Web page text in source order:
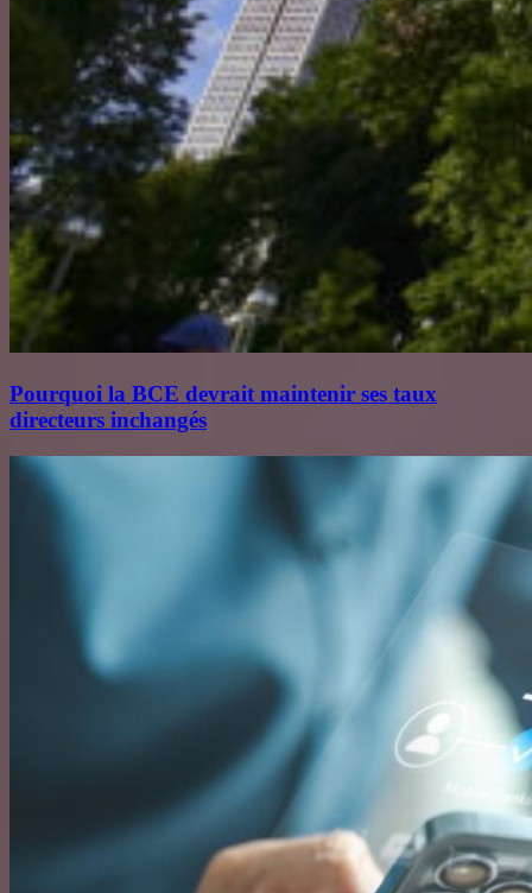
Pourquoi la BCE devrait maintenir ses taux
directeurs inchangés